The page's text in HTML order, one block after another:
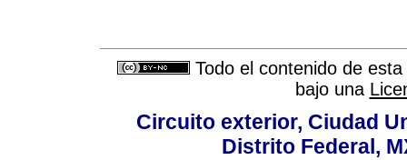
Todo el contenido de
bajo una
Circuito exterior, Ciudad
Distrito Federal,